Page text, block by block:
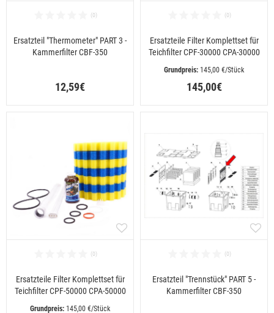
Ersatzteil "Thermometer" PART 3 -
Kammerfilter CBF-350
12,59€
Ersatzteile Filter Komplettset für
Teichfilter CPF-30000 CPA-30000
145,00 €/Stück
145,00€
Ersatzteile Filter Komplettset für
Teichfilter CPF-50000 CPA-50000
145,00 €/Stück
Ersatzteil "Trennstück" PART 5 -
Kammerfilter CBF-350